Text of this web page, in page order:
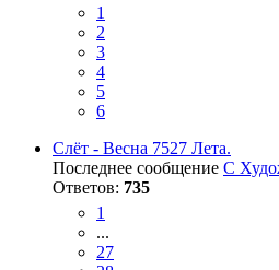
1
2
3
4
5
6
Слёт - Весна 7527 Лета.
Последнее сообщение С
Ответов: 735
1
...
27